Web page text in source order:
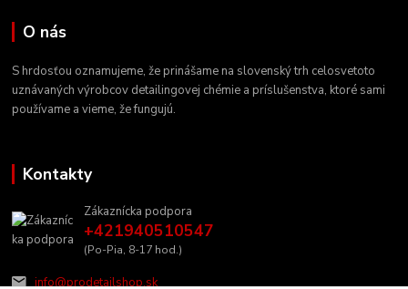
O nás
S hrdosťou oznamujeme, že prinášame na slovenský trh celosvetoto
uznávaných výrobcov detailingovej chémie a príslušenstva, ktoré sami
používame a vieme, že fungujú.
Kontakty
Zákaznícka podpora
+421940510547
(Po-Pia, 8-17 hod.)
info@prodetailshop.sk